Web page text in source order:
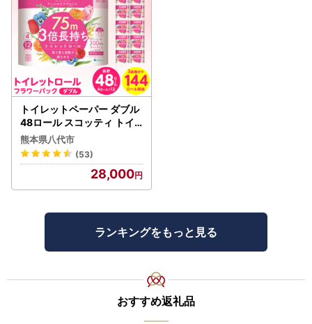
トイレットペーパー ダブル
48ロール スコッティ トイ
レット
熊本県八代市
(53)
28,000
ランキングをもっと見る
おすすめ返礼品